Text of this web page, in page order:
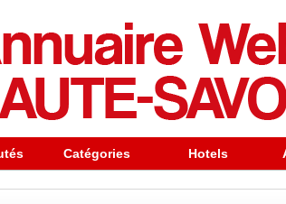
Catégories Hotels